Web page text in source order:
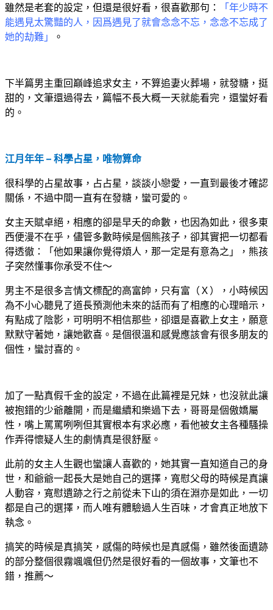
雖然是老套的設定，但還是很好看，很喜歡那句：
「年少時不
能遇見太驚豔的人，因爲遇見了就會念念不忘，念念不忘成了
她的劫難」
。
下半篇男主重回巔峰追求女主，不算追妻火葬場，就發糖，挺
甜的，文筆還過得去，篇幅不長大概一天就能看完，還蠻好看
的。
江月年年 – 科學占星，唯物算命
很科學的占星故事，占占星，談談小戀愛，一直到最後才確認
關係，不過中間一直有在發糖，蠻可愛的。
女主天賦卓絕，相應的卻是早夭的命數，也因為如此，很多東
西便漫不在乎，儘管多數時候是個熊孩子，卻其實把一切都看
得透徹：「他如果讓你覺得煩人，那一定是有意為之」，熊孩
子突然懂事你承受不住～
男主不是很多言情文標配的高富帥，只有富（Ｘ），小時候因
為不小心聽見了道長預測他未來的話而有了相應的心理暗示，
有點成了陰影，可明明不相信那些，卻還是喜歡上女主，願意
默默守著她，讓她歡喜。是個很溫和感覺應該會有很多朋友的
個性，蠻討喜的。
加了一點真假千金的設定，不過在此篇裡是兄妹，也沒就此讓
被抱錯的少爺離開，而是繼續和樂過下去，哥哥是個傲嬌屬
性，嘴上罵罵咧咧但其實根本有求必應，看他被女主各種騷操
作弄得懷疑人生的劇情真是很舒壓。
此前的女主人生觀也蠻讓人喜歡的，她其實一直知道自己的身
世，和爺爺一起長大是她自己的選擇，寬慰父母的時候是真讓
人動容，寬慰遺跡之行之前從未下山的須在淵亦是如此，一切
都是自己的選擇，而人唯有體驗過人生百味，才會真正地放下
執念。
搞笑的時候是真搞笑，感傷的時候也是真感傷，雖然後面遺跡
的部分整個很霧颯颯但仍然是很好看的一個故事，文筆也不
錯，推薦～